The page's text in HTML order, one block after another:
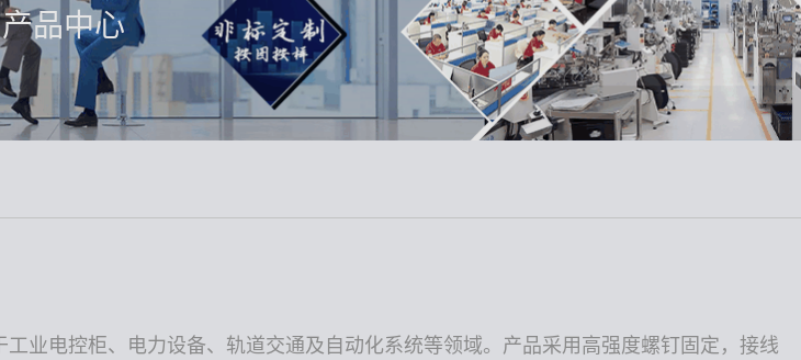
产品中心
业电控柜、电力设备、轨道交通及自动化系统等领域。产品采用高强度螺钉固定，接线